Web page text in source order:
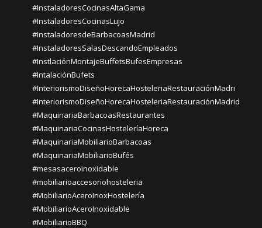
#InstaladoresCocinasAltaGama
#InstaladoresCocinasLujo
#InstaladoresdeBarbacoasMadrid
#InstaladoresSalasDescandoEmpleados
#InstlaciónMontajeBuffetsBufesEmpresas
#IntalaciónBufets
#InteriorismoDiseñoHorecaHosteleriaRestauraciónMadri
#InteriorismoDiseñoHorecaHosteleriaRestauraciónMadrid
#MaquinariaBarbacoasRestaurantes
#MaquinariaCocinasHosteleríaHoreca
#MaquinariaMobiliarioBarbacoas
#MaquinariaMobiliarioBufés
#mesasaceroinoxidable
#mobiliarioaccesoriohosteleria
#MobiliarioAceroInoxHostelería
#MobiliarioAceroInoxidable
#MobiliarioBBQ